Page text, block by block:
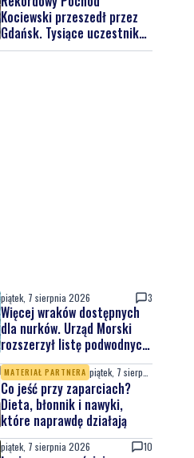
Kociewski przeszedł przez
Gdańsk. Tysiące uczestników
na jubileuszowej edycji
piątek, 7 sierpnia 2026 3
Więcej wraków dostępnych
dla nurków. Urząd Morski
rozszerzył listę podwodnych
atrakcji
MATERIAŁ PARTNERA
Co jeść przy zaparciach?
Dieta, błonnik i nawyki,
które naprawdę działają
piątek, 7 sierpnia 2026 10